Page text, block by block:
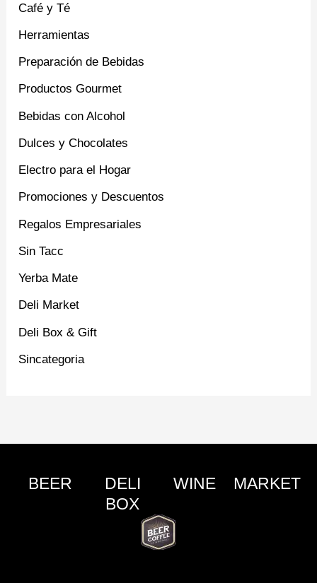
Café y Té
Herramientas
Preparación de Bebidas
Productos Gourmet
Bebidas con Alcohol
Dulces y Chocolates
Electro para el Hogar
Promociones y Descuentos
Regalos Empresariales
Sin Tacc
Yerba Mate
Deli Market
Deli Box & Gift
Sincategoria
BEER
DELI
BOX
WINE MARKET